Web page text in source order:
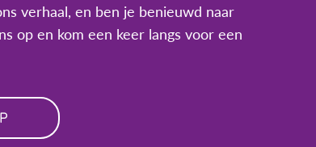
verhaal, en ben je benieuwd naar
op en kom een keer langs voor een